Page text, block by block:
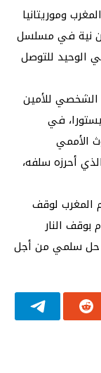
وموريتانيا
نية في مسلسل
الوحيد للتوصل
الشخصي للأمين
في
الأممي
أحرزه سلفه،
المغرب لوقف
بوقف النار
حل سلمي من أجل